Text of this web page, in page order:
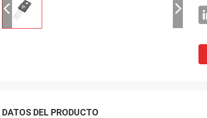
DATOS DEL PRODUCTO